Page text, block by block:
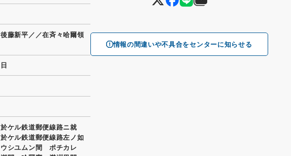
情報の間違いや不具合をセンターに知らせる
藤新平／／在斉々哈爾領
ケル鉄道郵便線路ニ就
ケル鉄道郵便線路左ノ如
シユムン間 ポチカレ